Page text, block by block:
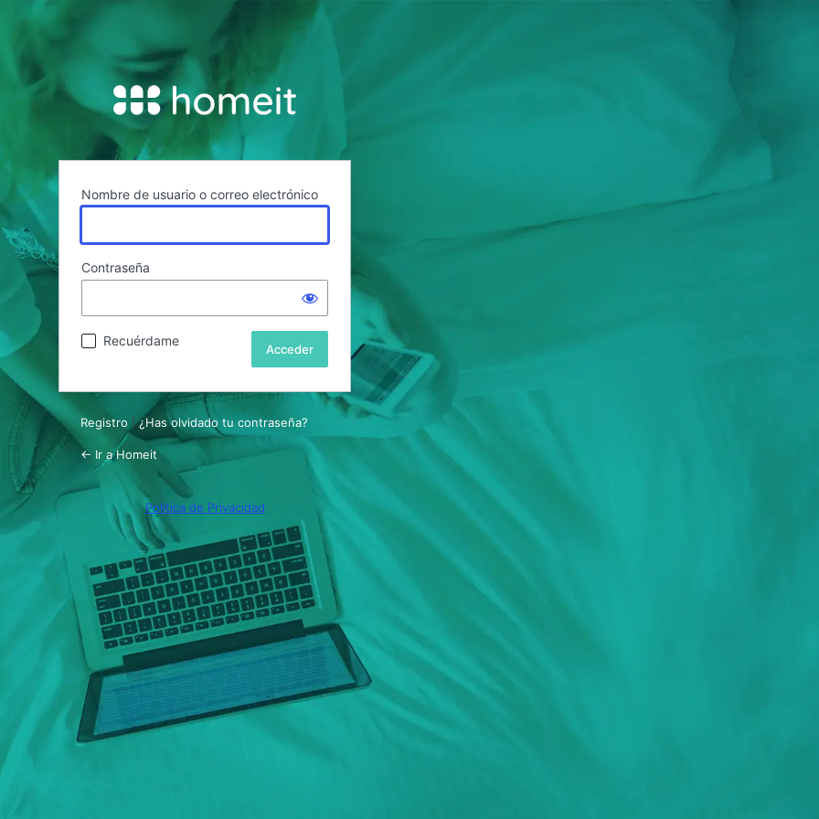
Nombre de usuario o correo electrónico
Contraseña
Recuérdame
Registro |¿Has olvidado tu contraseña?
← Ir a Homeit
Política de Privacidad